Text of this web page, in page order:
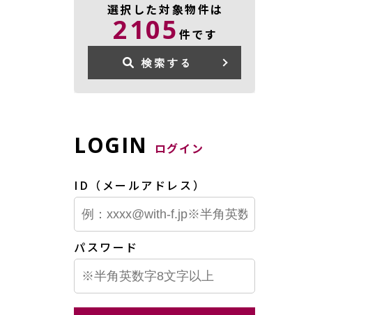
選択した対象物件は
2105 件です
検索する
LOGIN ログイン
ID（メールアドレス）
パスワード